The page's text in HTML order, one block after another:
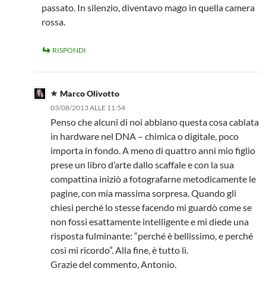
passato. In silenzio, diventavo mago in quella camera
rossa.
RISPONDI
Marco Olivotto
03/08/2013 ALLE 11:54
Penso che alcuni di noi abbiano questa cosa cablata
in hardware nel DNA – chimica o digitale, poco
importa in fondo. A meno di quattro anni mio figlio
prese un libro d’arte dallo scaffale e con la sua
compattina iniziò a fotografarne metodicamente le
pagine, con mia massima sorpresa. Quando gli
chiesi perché lo stesse facendo mi guardò come se
non fossi esattamente intelligente e mi diede una
risposta fulminante: “perché è bellissimo, e perché
così mi ricordo”. Alla fine, è tutto lì.
Grazie del commento, Antonio.